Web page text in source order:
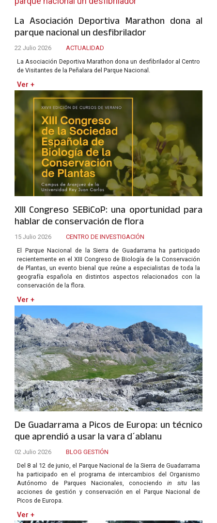
La Asociación Deportiva Marathon dona al
parque nacional un desfibrilador
22 Julio 2026
ACTUALIDAD
La Asociación Deportiva Marathon dona un desfibrilador al Centro
de Visitantes de la Peñalara del Parque Nacional.
Ver +
XIII Congreso SEBiCoP: una oportunidad para
hablar de conservación de flora
15 Julio 2026
CENTRO DE INVESTIGACIÓN
El Parque Nacional de la Sierra de Guadarrama ha participado
recientemente en el XIII Congreso de Biología de la Conservación
de Plantas, un evento bienal que reúne a especialistas de toda la
geografía española en distintos aspectos relacionados con la
conservación de la flora.
Ver +
De Guadarrama a Picos de Europa: un técnico
que aprendió a usar la vara d´ablanu
02 Julio 2026
BLOG GESTIÓN
Del 8 al 12 de junio, el Parque Nacional de la Sierra de Guadarrama
ha participado en el programa de intercambios del Organismo
Autónomo de Parques Nacionales, conociendoin situlas
acciones de gestión y conservación en el Parque Nacional de
Picos de Europa.
Ver +